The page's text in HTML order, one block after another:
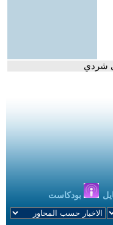
شردي
بودكاست